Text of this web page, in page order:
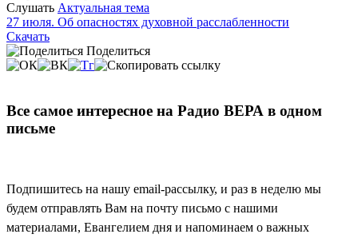
Слушать Актуальная тема
27 июля. Об опасностях духовной расслабленности
Скачать
Поделиться
Все самое интересное на Радио ВЕРА в одном
письме
Подпишитесь на нашу email-рассылку, и раз в неделю мы
будем отправлять Вам на почту письмо с нашими
материалами, Евангелием дня и напоминаем о важных